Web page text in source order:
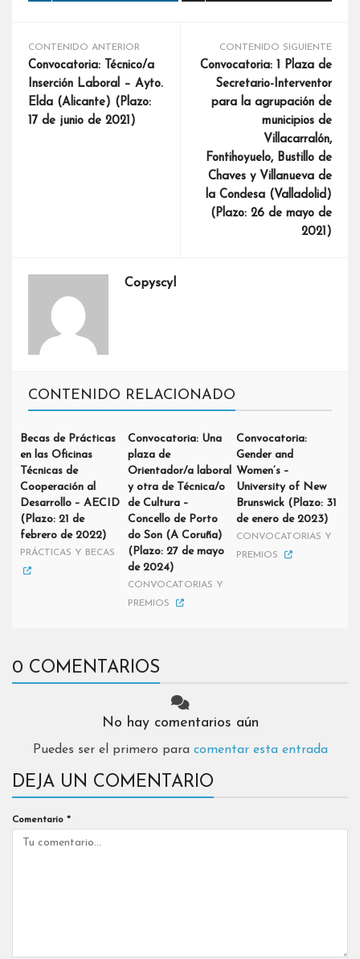
CONTENIDO ANTERIOR
Convocatoria: Técnico/a
Inserción Laboral – Ayto.
Elda (Alicante) (Plazo:
17 de junio de 2021)
CONTENIDO SIGUIENTE
Convocatoria: 1 Plaza de
Secretario-Interventor
para la agrupación de
municipios de
Villacarralón,
Fontihoyuelo, Bustillo de
Chaves y Villanueva de
la Condesa (Valladolid)
(Plazo: 26 de mayo de
2021)
Copyscyl
CONTENIDO RELACIONADO
Becas de Prácticas
en las Oficinas
Técnicas de
Cooperación al
Desarrollo – AECID
(Plazo: 21 de
febrero de 2022)
PRÁCTICAS Y BECAS
Convocatoria: Una
plaza de
Orientador/a laboral
y otra de Técnica/o
de Cultura –
Concello de Porto
do Son (A Coruña)
(Plazo: 27 de mayo
de 2024)
CONVOCATORIAS Y
PREMIOS
Convocatoria:
Gender and
Women’s –
University of New
Brunswick (Plazo: 31
de enero de 2023)
CONVOCATORIAS Y
PREMIOS
0 COMENTARIOS
No hay comentarios aún
Puedes ser el primero para comentar esta entrada
DEJA UN COMENTARIO
Comentario *